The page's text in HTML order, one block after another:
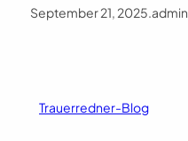
September 21, 2025 admin
Trauerredner-Blog